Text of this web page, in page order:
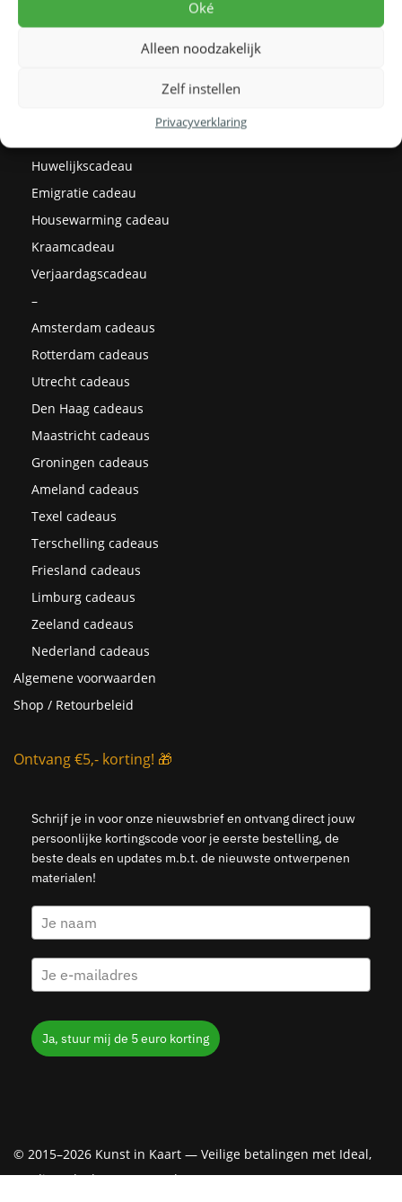
Oké
Alleen noodzakelijk
Zelf instellen
Privacyverklaring
Prijzen
Huwelijkscadeau
Emigratie cadeau
Housewarming cadeau
Kraamcadeau
Verjaardagscadeau
–
Amsterdam cadeaus
Rotterdam cadeaus
Utrecht cadeaus
Den Haag cadeaus
Maastricht cadeaus
Groningen cadeaus
Ameland cadeaus
Texel cadeaus
Terschelling cadeaus
Friesland cadeaus
Limburg cadeaus
Zeeland cadeaus
Nederland cadeaus
Algemene voorwaarden
Shop / Retourbeleid
Ontvang €5,- korting! 🎁
Schrijf je in voor onze nieuwsbrief en ontvang direct jouw
persoonlijke kortingscode voor je eerste bestelling, de
beste deals en updates m.b.t. de nieuwste ontwerpenen
materialen!
Ja, stuur mij de 5 euro korting
© 2015–2026 Kunst in Kaart — Veilige betalingen met Ideal,
Creditcard, Klarna & PayPal